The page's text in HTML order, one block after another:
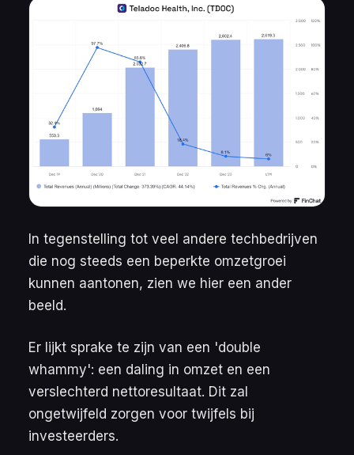
In tegenstelling tot veel andere techbedrijven
die nog steeds een beperkte omzetgroei
kunnen aantonen, zien we hier een ander
beeld.
Er lijkt sprake te zijn van een 'double
whammy': een daling in omzet en een
verslechterd nettoresultaat. Dit zal
ongetwijfeld zorgen voor twijfels bij
investeerders.